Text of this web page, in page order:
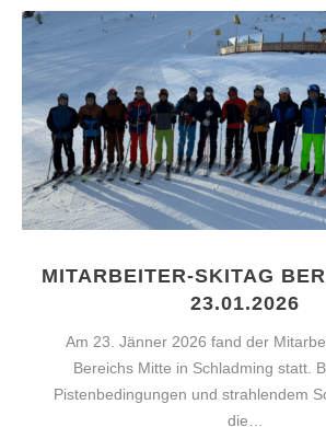
MITARBEITER-SKITAG
23.01.2026
Am 23. Jänner 2026 fand der
Bereichs Mitte in Schladming statt.
Pistenbedingungen und strahlendem
die…